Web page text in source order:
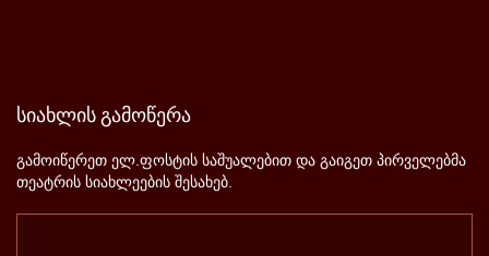
სიახლისგამოწერა
გამოიწერეთ ელ.ფოსტის საშუალებით და გაიგეთ პირველებმა
თეატრის სიახლეების შესახებ.